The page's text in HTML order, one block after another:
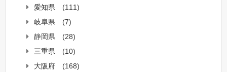
愛知県
(111)
岐阜県
(7)
静岡県
(28)
三重県
(10)
大阪府
(168)